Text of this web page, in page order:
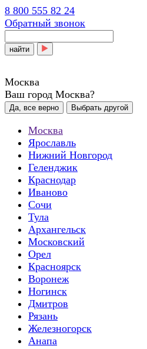
8 800 555 82 24
Обратный звонок
найти
Москва
Ваш город Москва?
Да, все верно Выбрать другой
Москва
Ярославль
Нижний Новгород
Геленджик
Краснодар
Иваново
Сочи
Тула
Архангельск
Московский
Орел
Красноярск
Воронеж
Ногинск
Дмитров
Рязань
Железногорск
Анапа